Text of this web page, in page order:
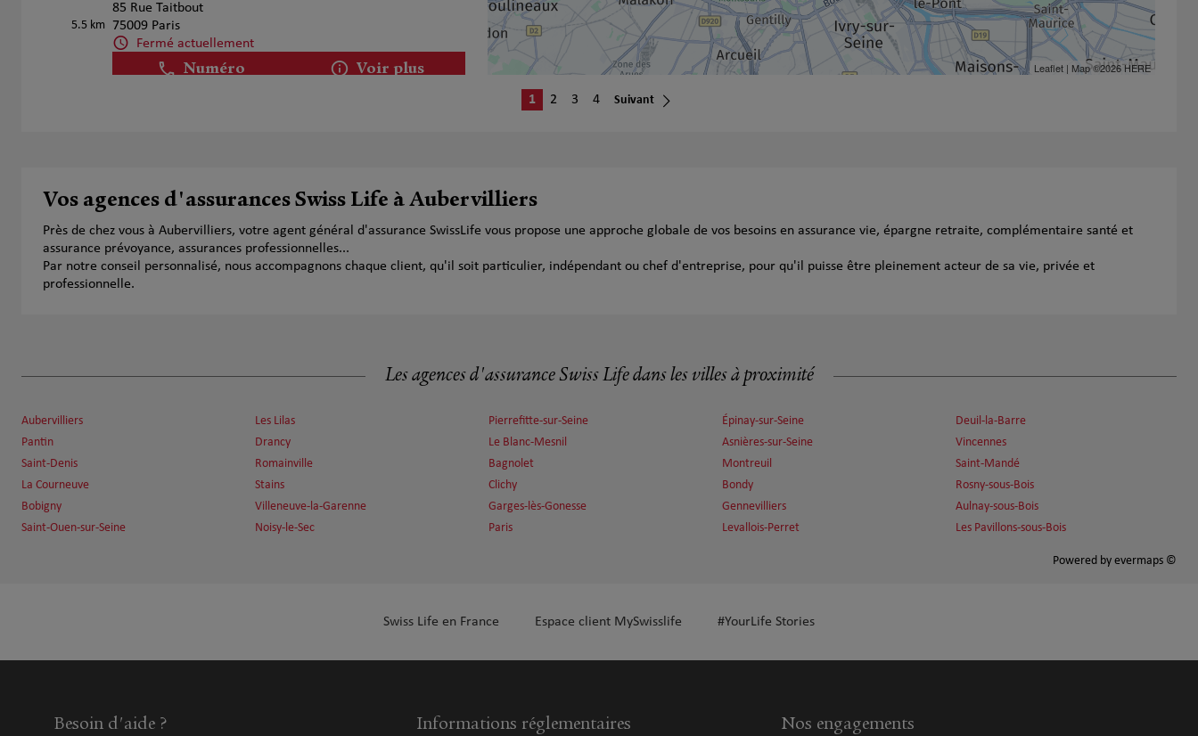
5.5 km
85 Rue Taitbout
75009 Paris
Fermé actuellement
Numéro Voir plus
75017 Paris
Fermé actuellement
Numéro Voir plus
Voir plus
Leaflet| Map ©2026HERE
1 2 3 4 Suivant
Vos agences d'assurances Swiss Life à Aubervilliers
Près de chez vous à Aubervilliers, votre agent général d'assurance SwissLife vous propose une approche globale de vos besoins en assurance vie, épargne retraite, complémentaire santé et
assurance prévoyance, assurances professionnelles...
Par notre conseil personnalisé, nous accompagnons chaque client, qu'il soit particulier, indépendant ou chef d'entreprise, pour qu'il puisse être pleinement acteur de sa vie, privée et
professionnelle.
Les agences d'assurance Swiss Life dans les villes à proximité
Aubervilliers
Pantin
Saint-Denis
La Courneuve
Bobigny
Saint-Ouen-sur-Seine
Les Lilas
Drancy
Romainville
Stains
Villeneuve-la-Garenne
Noisy-le-Sec
Pierrefitte-sur-Seine
Le Blanc-Mesnil
Bagnolet
Clichy
Garges-lès-Gonesse
Paris
Épinay-sur-Seine
Asnières-sur-Seine
Montreuil
Bondy
Gennevilliers
Levallois-Perret
Deuil-la-Barre
Vincennes
Saint-Mandé
Rosny-sous-Bois
Aulnay-sous-Bois
Les Pavillons-sous-Bois
Powered by evermaps ©
Swiss Life en France Espace client MySwisslife #YourLife Stories
Besoin d'aide ? Informations réglementaires Nos engagements